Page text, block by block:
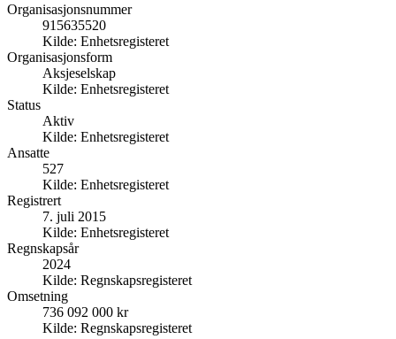
Organisasjonsnummer
915635520
Kilde: Enhetsregisteret
Organisasjonsform
Aksjeselskap
Kilde: Enhetsregisteret
Status
Aktiv
Kilde: Enhetsregisteret
Ansatte
527
Kilde: Enhetsregisteret
Registrert
7. juli 2015
Kilde: Enhetsregisteret
Regnskapsår
2024
Kilde: Regnskapsregisteret
Omsetning
736 092 000 kr
Kilde: Regnskapsregisteret